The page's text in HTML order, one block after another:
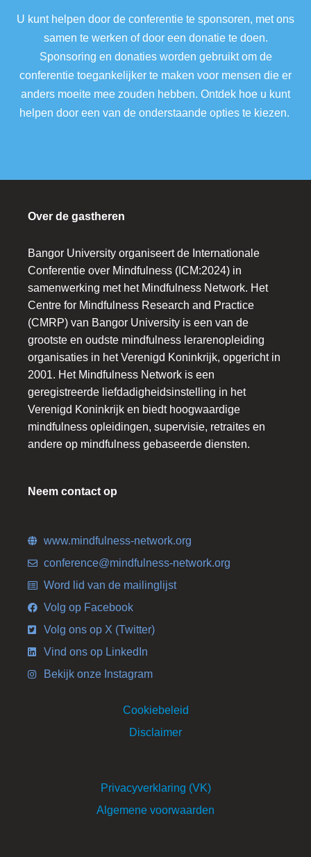
U kunt helpen door de conferentie te sponsoren, met ons
samen te werken of door een donatie te doen.
Sponsoring en donaties worden gebruikt om de
conferentie toegankelijker te maken voor mensen die er
anders moeite mee zouden hebben. Ontdek hoe u kunt
helpen door een van de onderstaande opties te kiezen.
Over de gastheren
Bangor University organiseert de Internationale
Conferentie over Mindfulness (ICM:2024) in
samenwerking met het Mindfulness Network. Het
Centre for Mindfulness Research and Practice
(CMRP) van Bangor University is een van de
grootste en oudste mindfulness lerarenopleiding
organisaties in het Verenigd Koninkrijk, opgericht in
2001. Het Mindfulness Network is een
geregistreerde liefdadigheidsinstelling in het
Verenigd Koninkrijk en biedt hoogwaardige
mindfulness opleidingen, supervisie, retraites en
andere op mindfulness gebaseerde diensten.
Neem contact op
www.mindfulness-network.org
conference@mindfulness-network.org
Word lid van de mailinglijst
Volg op Facebook
Volg ons op X (Twitter)
Vind ons op LinkedIn
Bekijk onze Instagram
Cookiebeleid
Disclaimer
Privacyverklaring (VK)
Algemene voorwaarden